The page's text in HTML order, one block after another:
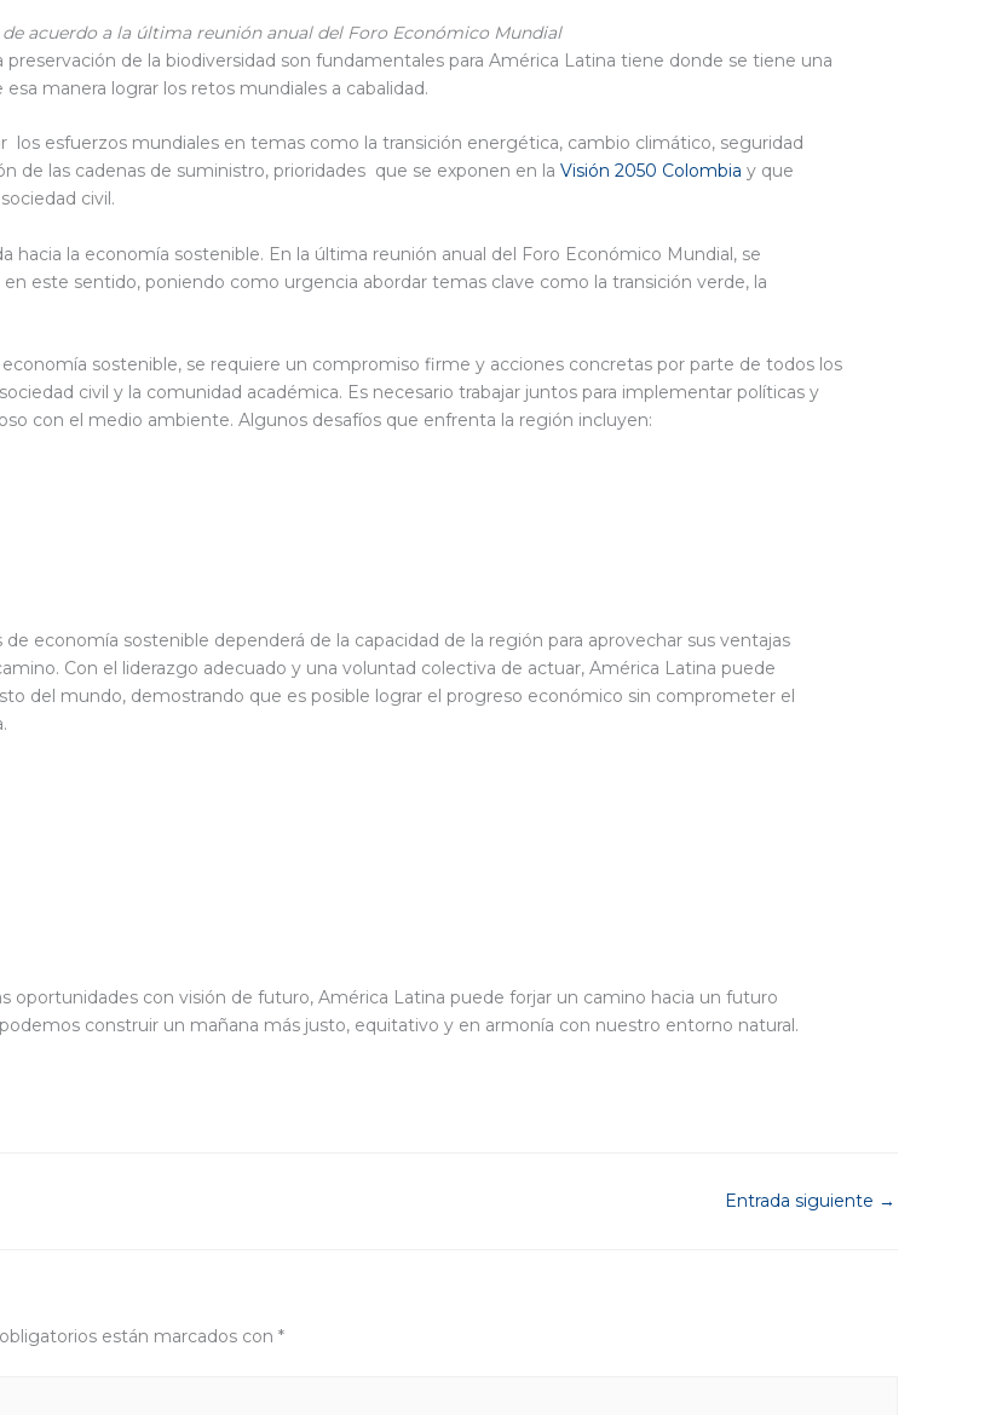
acuerdo a la última reunión anual del Foro Económico Mundial
de la biodiversidad son fundamentales para América Latina tiene donde se tiene una
manera lograr los retos mundiales a cabalidad.
los esfuerzos mundiales en temas como la transición energética, cambio climático, seguridad
de las cadenas de suministro, prioridades que se exponen en la Visión 2050 Colombia y que
civil.
hacia la economía sostenible. En la última reunión anual del Foro Económico Mundial, se
este sentido, poniendo como urgencia abordar temas clave como la transición verde, la
sostenible, se requiere un compromiso firme y acciones concretas por parte de todos los
civil y la comunidad académica. Es necesario trabajar juntos para implementar políticas y
con el medio ambiente. Algunos desafíos que enfrenta la región incluyen:
economía sostenible dependerá de la capacidad de la región para aprovechar sus ventajas
Con el liderazgo adecuado y una voluntad colectiva de actuar, América Latina puede
del mundo, demostrando que es posible lograr el progreso económico sin comprometer el
oportunidades con visión de futuro, América Latina puede forjar un camino hacia un futuro
construir un mañana más justo, equitativo y en armonía con nuestro entorno natural.
Entrada siguiente →
están marcados con *